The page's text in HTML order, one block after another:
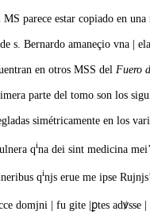
MS parece estar copiado en
s. Bernardo amaneçio vna |
en otros MSS del Fuero
parte del tomo son los
simétricamente en los
qina dei sint medicina
qinjs erue me ipse
domjni | fu gite |ꝑtes